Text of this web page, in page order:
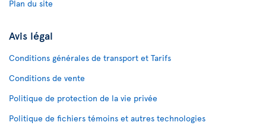
Plan du site
Avis légal
Conditions générales de transport et Tarifs
Conditions de vente
Politique de protection de la vie privée
Politique de fichiers témoins et autres technologies